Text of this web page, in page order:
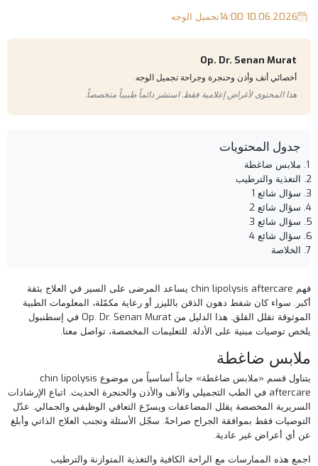
10.06.2026 14:00 تجميل الوجه
Op. Dr. Senan Murat
أخصائي أنف وأذن وحنجرة وجراحة تجميل الوجه.
هذا المحتوى لأغراض إعلامية فقط. استشر دائماً طبيباً متخصصاً.
جدول المحتويات
ملابس ضاغطة
التغذية والترطيب
سؤال شائع 1
سؤال شائع 2
سؤال شائع 3
سؤال شائع 4
الخلاصة
فهم chin lipolysis aftercare يساعد المرضى على السير في العلاج بثقة
أكبر. سواء كان شفط دهون الذقن بالليزر أو رعاية مكمّلة، المعلومات الطبية
الموثوقة تقلل القلق. هذا الدليل من Op. Dr. Senan Murat في إسطنبول
يلخص توصيات مبنية على الأدلة. للتعليمات المخصصة،تواصل معنا.
ملابس ضاغطة
يتناول قسم «ملابس ضاغطة» جانباً أساسياً من موضوع chin lipolysis
aftercare في الطب التجميلي والأنف والأذن والحنجرة الحديث. اتباع الإرشادات
السريرية المخصصة يقلل المضاعفات ويسرّع التعافي الوظيفي والجمالي. عدّل
التوصيات فقط بموافقة الجراح صراحةً. سجّل الأسئلة وتجنب العلاج الذاتي وأبلغ
عن أي أعراض غير عادية.
اجمع هذه الممارسات مع الراحة الكافية والتغذية المتوازنة والترطيب